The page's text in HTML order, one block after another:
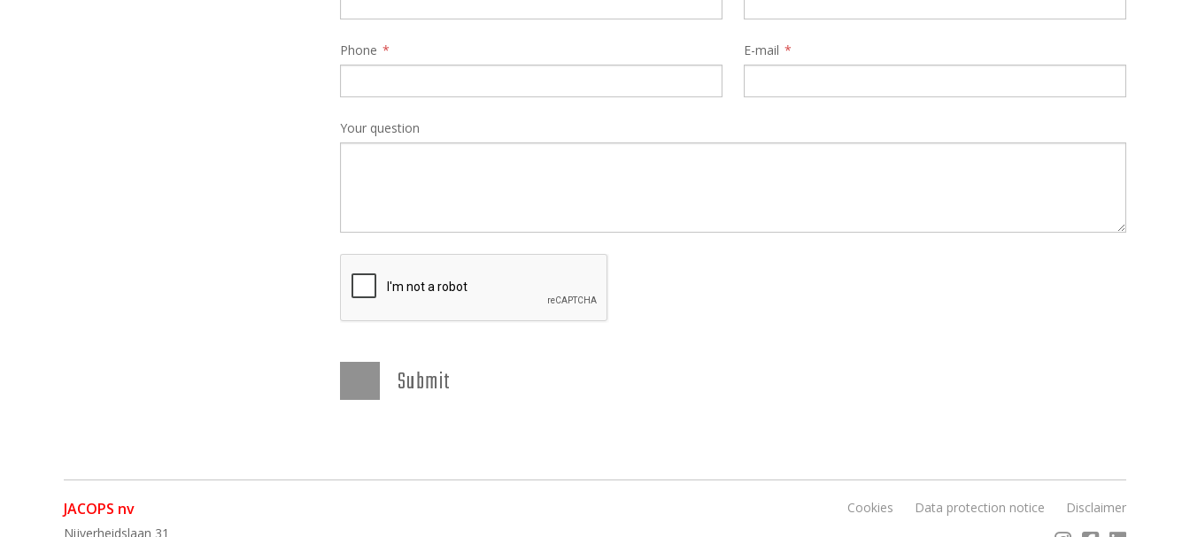
Phone E-mail
Your question
Submit
JACOPS nv
Nijverheidslaan 31
Cookies Data protection notice Disclaimer